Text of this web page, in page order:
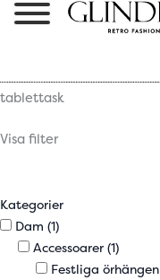
tablettask
Visa filter
Kategorier
Dam (1)
Accessoarer (1)
Festliga örhängen